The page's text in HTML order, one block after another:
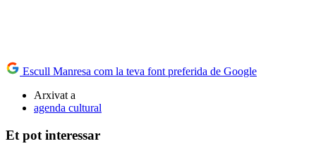
Escull Manresa com la teva font preferida de Google
Arxivat a
agenda cultural
Et pot interessar